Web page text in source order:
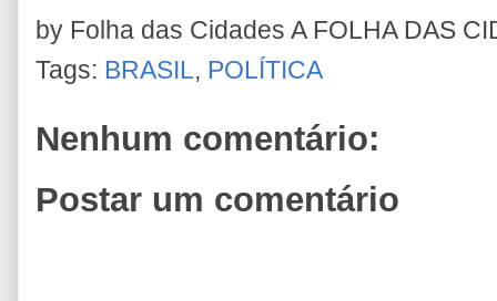
by Folha das Cidades A FOLHA DAS
Tags: BRASIL, POLÍTICA
Nenhum comentário:
Postar um comentário